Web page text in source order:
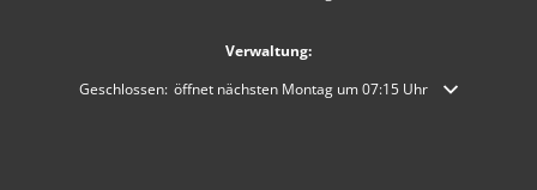
Verwaltung:
Klicken, um weitere Öffnungs- oder Schließzeiten auszublenden
Geschlossen: öffnet nächsten Montag um 07:15 Uhr